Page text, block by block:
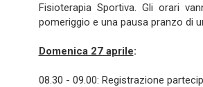
Fisioterapia Sportiva. Gli orari
pomeriggio e una pausa pranzo di
Domenica 27 aprile:
08.30 - 09.00: Registrazione